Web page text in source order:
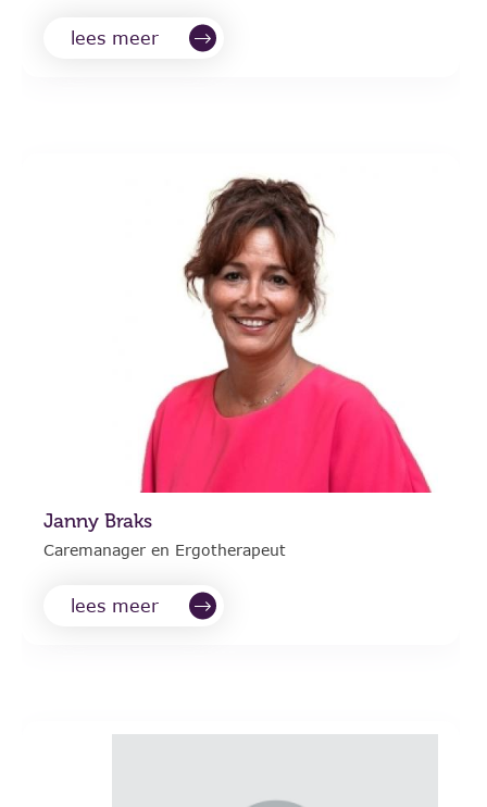
lees meer
Janny Braks
Caremanager en Ergotherapeut
lees meer